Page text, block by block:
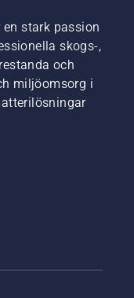
stark passion
skogs-,
och
miljöomsorg i